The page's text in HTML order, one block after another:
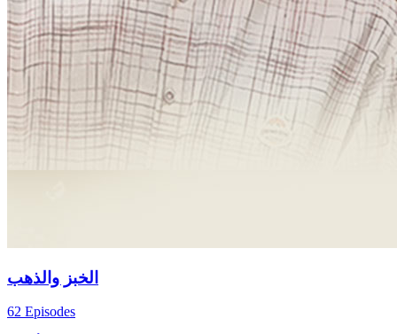
الخبز والذهب
62 Episodes